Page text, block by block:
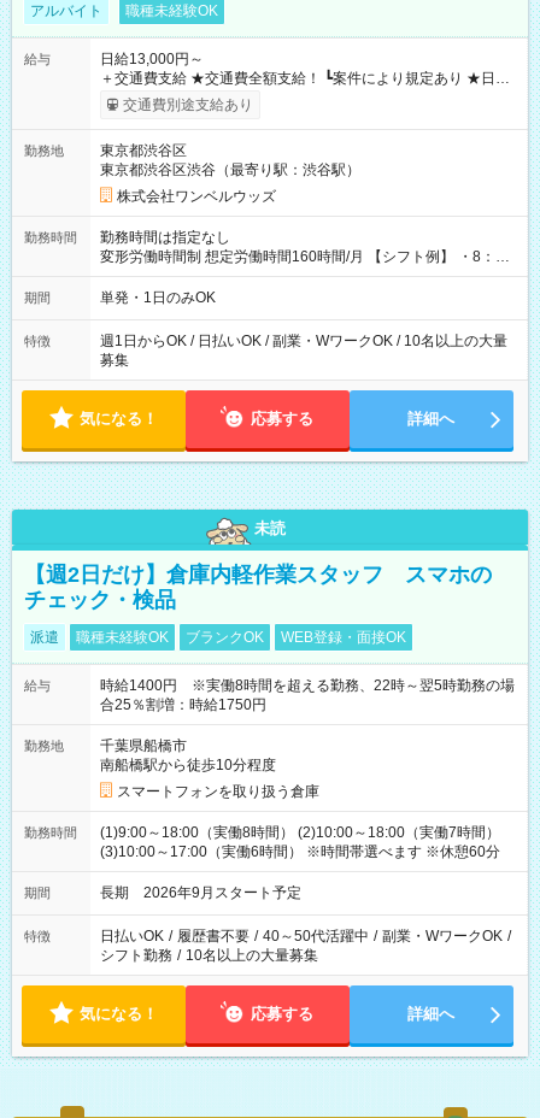
アルバイト 職種未経験OK
給与
日給13,000円～
＋交通費支給 ★交通費全額支給！ ┗案件により規定あり ★日払
いOK！（規定あり） ┗働いたその日に現金GET♪ お仕事後はコ
ンビニATMから 日払い分を引き落とせます！ 【試用期間】試
交通費別途支給あり
勤務地
東京都渋谷区
東京都渋谷区渋谷（最寄り駅：渋谷駅）
株式会社ワンベルウッズ
勤務時間
勤務時間は指定なし
変形労働時間制 想定労働時間160時間/月 【シフト例】 ・8：00
～21：00
期間 単発・1日のみOK
特徴
週1日からOK / 日払いOK / 副業・WワークOK / 10名以上の大量
募集
気になる！ 応募する 詳細へ
未読
【週2日だけ】倉庫内軽作業スタッフ スマホの
チェック・検品
派遣 職種未経験OK ブランクOK WEB登録・面接OK
給与
時給1400円 ※実働8時間を超える勤務、22時～翌5時勤務の場
合25％割増：時給1750円
勤務地
千葉県船橋市
南船橋駅から徒歩10分程度
スマートフォンを取り扱う倉庫
勤務時間
(1)9:00～18:00（実働8時間） (2)10:00～18:00（実働7時間）
(3)10:00～17:00（実働6時間） ※時間帯選べます ※休憩60分
期間 長期 2026年9月スタート予定
特徴 日払いOK / 履歴書不要 / 40～50代活躍中 / 副業・WワークOK /
シフト勤務 / 10名以上の大量募集
気になる！ 応募する 詳細へ